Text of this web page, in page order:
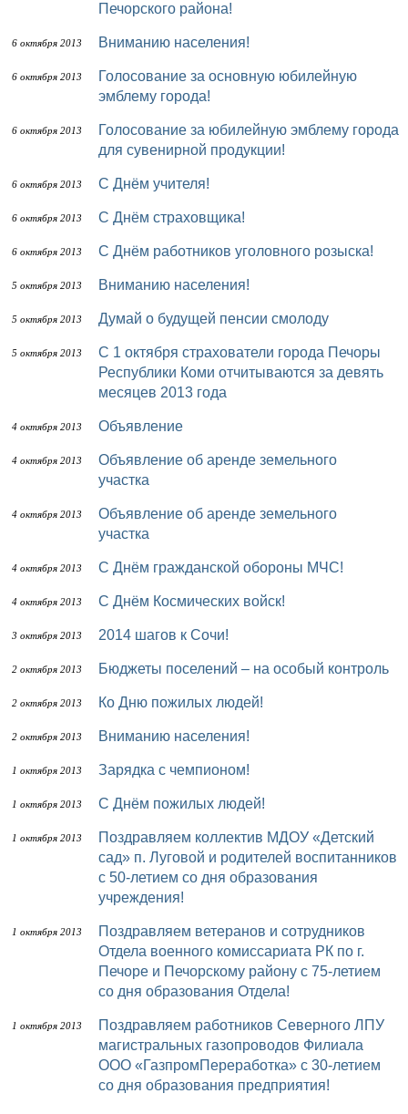
Печорского района!
6 октября 2013 Вниманию населения!
6 октября 2013
Голосование за основную юбилейную
эмблему города!
6 октября 2013
Голосование за юбилейную эмблему города
для сувенирной продукции!
6 октября 2013 С Днём учителя!
6 октября 2013 С Днём страховщика!
6 октября 2013 С Днём работников уголовного розыска!
5 октября 2013 Вниманию населения!
5 октября 2013 Думай о будущей пенсии смолоду
5 октября 2013
С 1 октября страхователи города Печоры
Республики Коми отчитываются за девять
месяцев 2013 года
4 октября 2013 Объявление
4 октября 2013
Объявление об аренде земельного
участка
4 октября 2013
Объявление об аренде земельного
участка
4 октября 2013 С Днём гражданской обороны МЧС!
4 октября 2013 С Днём Космических войск!
3 октября 2013 2014 шагов к Сочи!
2 октября 2013 Бюджеты поселений – на особый контроль
2 октября 2013 Ко Дню пожилых людей!
2 октября 2013 Вниманию населения!
1 октября 2013 Зарядка с чемпионом!
1 октября 2013 С Днём пожилых людей!
1 октября 2013
Поздравляем коллектив МДОУ «Детский
сад» п. Луговой и родителей воспитанников
с 50-летием со дня образования
учреждения!
1 октября 2013
Поздравляем ветеранов и сотрудников
Отдела военного комиссариата РК по г.
Печоре и Печорскому району с 75-летием
со дня образования Отдела!
1 октября 2013
Поздравляем работников Северного ЛПУ
магистральных газопроводов Филиала
ООО «ГазпромПереработка» с 30-летием
со дня образования предприятия!